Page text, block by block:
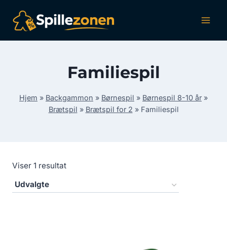
indhold
Familiespil
Hjem » Backgammon » Børnespil » Børnespil 8-10 år »
Brætspil » Brætspil for 2 » Familiespil
Viser 1 resultat